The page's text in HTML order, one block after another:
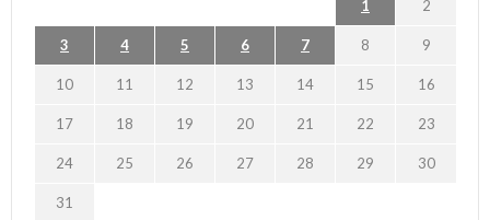
1 2
3 4 5 6 7 8 9
10 11 12 13 14 15 16
17 18 19 20 21 22 23
24 25 26 27 28 29 30
31